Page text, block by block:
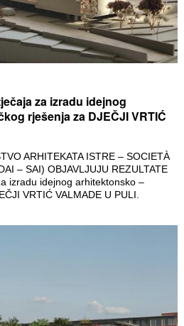
za izradu idejnog
rješenja za DJEČJI VRTIĆ
ARHITEKATA ISTRE – SOCIETÀ
– SAI) OBJAVLJUJU REZULTATE
izradu idejnog arhitektonsko –
VRTIĆ VALMADE U PULI.